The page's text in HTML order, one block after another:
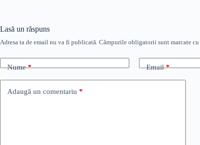
Lasă un răspuns
Adresa ta de email nu va fi publicată. Câmpurile obligatorii sunt marcate cu
Nume* Email*
Adaugă un comentariu *